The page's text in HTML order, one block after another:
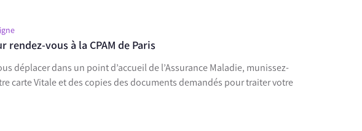
rendez-vous à la CPAM de Paris
déplacer dans un point d’accueil de l’Assurance Maladie, munissez-
carte Vitale et des copies des documents demandés pour traiter votre